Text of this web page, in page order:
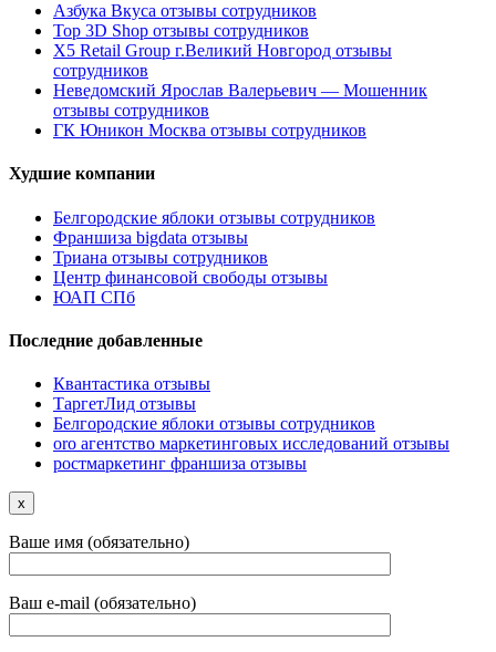
Азбука Вкуса отзывы сотрудников
Top 3D Shop отзывы сотрудников
X5 Retail Group г.Великий Новгород отзывы
сотрудников
Неведомский Ярослав Валерьевич — Мошенник
отзывы сотрудников
ГК Юникон Москва отзывы сотрудников
Худшие компании
Белгородские яблоки отзывы сотрудников
Франшиза bigdata отзывы
Триана отзывы сотрудников
Центр финансовой свободы отзывы
ЮАП СПб
Последние добавленные
Квантастика отзывы
ТаргетЛид отзывы
Белгородские яблоки отзывы сотрудников
oro агентство маркетинговых исследований отзывы
ростмаркетинг франшиза отзывы
x
Ваше имя (обязательно)
Ваш e-mail (обязательно)